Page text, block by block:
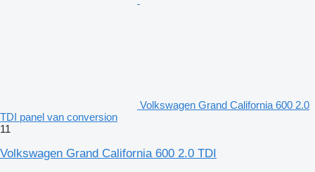
Volkswagen Grand California 600 2.0
TDI panel van conversion
11
Volkswagen Grand California 600 2.0 TDI